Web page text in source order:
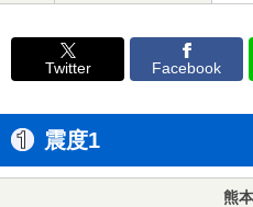
Twitter Facebook
震度1
熊